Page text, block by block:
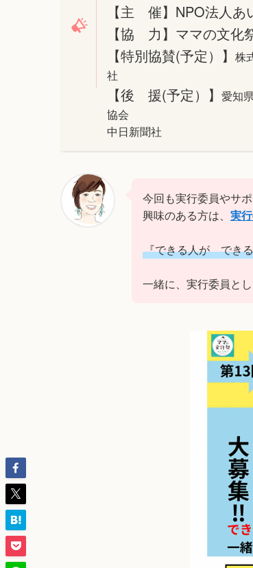
【主 催】NPO法人あ
【協 力】ママの文化
【特別協賛(予定）】 株
社
【後 援(予定）】 愛知
協会
中日新聞社
今回も実行委員やサ
興味のある方は、 実
『できる人が でき
一緒に、実行委員と